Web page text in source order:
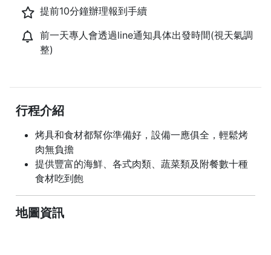
提前10分鐘辦理報到手續
前一天專人會透過line通知具体出發時間(視天氣調
整)
行程介紹
烤具和食材都幫你準備好，設備一應俱全，輕鬆烤
肉無負擔
提供豐富的海鮮、各式肉類、蔬菜類及附餐數十種
食材吃到飽
地圖資訊